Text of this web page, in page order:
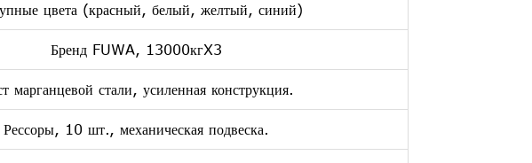
цвета (красный, белый, желтый, синий)
Бренд FUWA, 13000кгX3
марганцевой стали, усиленная конструкция.
Рессоры, 10 шт., механическая подвеска.